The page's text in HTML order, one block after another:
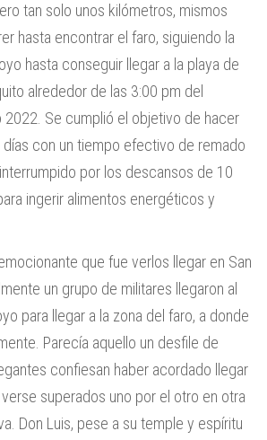
tan solo unos kilómetros, mismos
hasta encontrar el faro, siguiendo la
hasta conseguir llegar a la playa de
alrededor de las 3:00 pm del
2022. Se cumplió el objetivo de hacer
con un tiempo efectivo de remado
por los descansos de 10
ingerir alimentos energéticos y
que fue verlos llegar en San
un grupo de militares llegaron al
para llegar a la zona del faro, a donde
Parecía aquello un desfile de
confiesan haber acordado llegar
superados uno por el otro en otra
Don Luis, pese a su temple y espíritu